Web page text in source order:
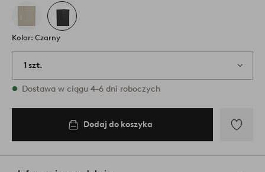
Kolor: Czarny
1 szt.
W magazynie
Dostawa w ciągu 4-6 dni roboczych
Dodaj do koszyka
do